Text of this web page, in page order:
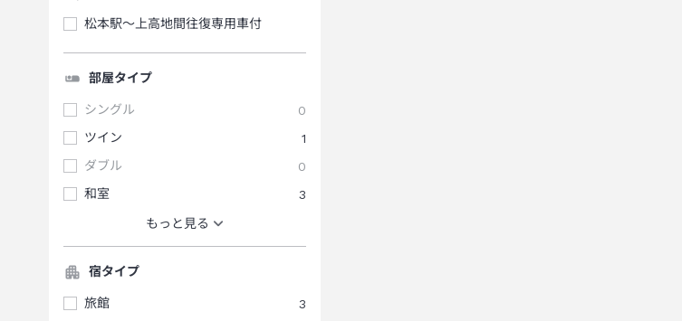
松本駅～上高地間往復専用車付
部屋タイプ
シングル
0
ツイン
1
ダブル
0
和室
3
もっと見る
宿タイプ
旅館
3